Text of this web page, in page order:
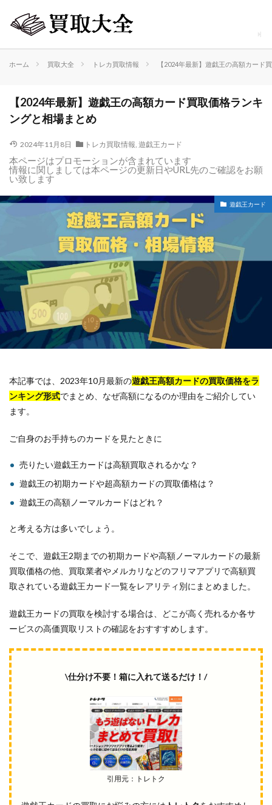
ホーム 買取大全 トレカ買取情報 【2024年最新】遊戯王の高額カード
【2024年最新】遊戯王の高額カード買取価格ランキ
ングと相場まとめ
2024年11月8日 トレカ買取情報, 遊戯王カード
本ページはプロモーションが含まれています
情報に関しましては本ページの更新日やURL先のご確認をお願
い致します
遊戯王カード
本記事では、2023年10月最新の遊戯王高額カードの買取価格をラ
ンキング形式でまとめ、なぜ高額になるのか理由をご紹介してい
ます。
ご自身のお手持ちのカードを見たときに
売りたい遊戯王カードは高額買取されるかな？
遊戯王の初期カードや超高額カードの買取価格は？
遊戯王の高額ノーマルカードはどれ？
と考える方は多いでしょう。
そこで、遊戯王2期までの初期カードや高額ノーマルカードの最新
買取価格の他、買取業者やメルカリなどのフリマアプリで高額買
取されている遊戯王カード一覧をレアリティ別にまとめました。
遊戯王カードの買取を検討する場合は、どこが高く売れるか各サ
ービスの高価買取リストの確認をおすすすめします。
\仕分け不要！箱に入れて送るだけ！/
引用元：トレトク